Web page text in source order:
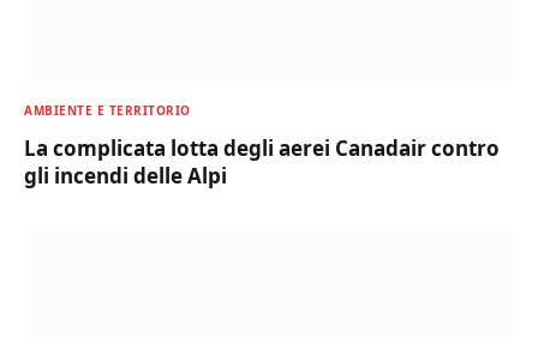
AMBIENTE E TERRITORIO
La complicata lotta degli aerei Canadair contro
gli incendi delle Alpi